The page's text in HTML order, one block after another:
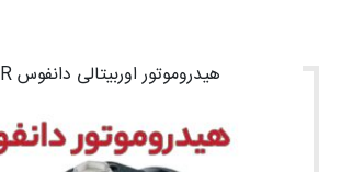
هیدروموتور اوربیتالی دانفوس OMR